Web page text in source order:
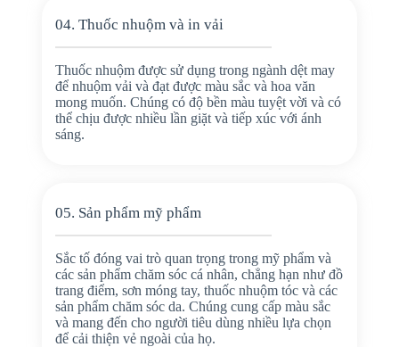
04. Thuốc nhuộm và in vải
Thuốc nhuộm được sử dụng trong ngành dệt may
để nhuộm vải và đạt được màu sắc và hoa văn
mong muốn. Chúng có độ bền màu tuyệt vời và có
thể chịu được nhiều lần giặt và tiếp xúc với ánh
sáng.
05. Sản phẩm mỹ phẩm
Sắc tố đóng vai trò quan trọng trong mỹ phẩm và
các sản phẩm chăm sóc cá nhân, chẳng hạn như đồ
trang điểm, sơn móng tay, thuốc nhuộm tóc và các
sản phẩm chăm sóc da. Chúng cung cấp màu sắc
và mang đến cho người tiêu dùng nhiều lựa chọn
để cải thiện vẻ ngoài của họ.